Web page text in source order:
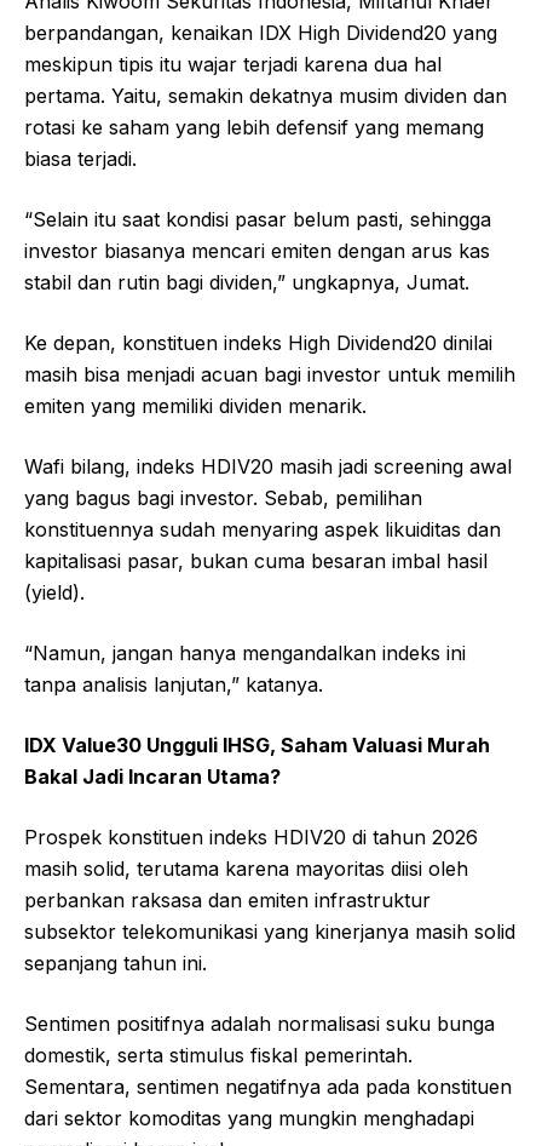
berpandangan, kenaikan IDX High Dividend20 yang
meskipun tipis itu wajar terjadi karena dua hal
pertama. Yaitu, semakin dekatnya musim dividen dan
rotasi ke saham yang lebih defensif yang memang
biasa terjadi.
“Selain itu saat kondisi pasar belum pasti, sehingga
investor biasanya mencari emiten dengan arus kas
stabil dan rutin bagi dividen,” ungkapnya, Jumat.
Ke depan, konstituen indeks High Dividend20 dinilai
masih bisa menjadi acuan bagi investor untuk memilih
emiten yang memiliki dividen menarik.
Wafi bilang, indeks HDIV20 masih jadi screening awal
yang bagus bagi investor. Sebab, pemilihan
konstituennya sudah menyaring aspek likuiditas dan
kapitalisasi pasar, bukan cuma besaran imbal hasil
(yield).
“Namun, jangan hanya mengandalkan indeks ini
tanpa analisis lanjutan,” katanya.
IDX Value30 Ungguli IHSG, Saham Valuasi Murah
Bakal Jadi Incaran Utama?
Prospek konstituen indeks HDIV20 di tahun 2026
masih solid, terutama karena mayoritas diisi oleh
perbankan raksasa dan emiten infrastruktur
subsektor telekomunikasi yang kinerjanya masih solid
sepanjang tahun ini.
Sentimen positifnya adalah normalisasi suku bunga
domestik, serta stimulus fiskal pemerintah.
Sementara, sentimen negatifnya ada pada konstituen
dari sektor komoditas yang mungkin menghadapi